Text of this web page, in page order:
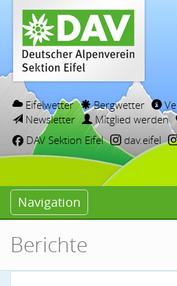
Eifelwetter Bergwetter
Newsletter
Mitglied werden
DAV Sektion Eifel
dav.eifel
Navigation
Berichte